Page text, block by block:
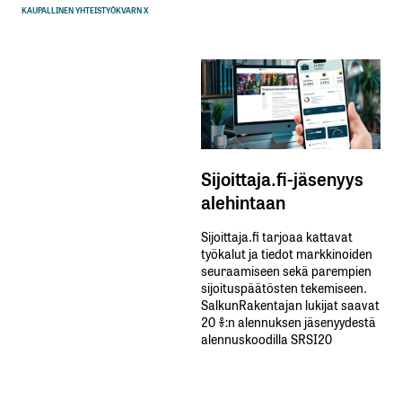
KAUPALLINEN YHTEISTYÖKVARN X
Sijoittaja.fi-jäsenyys
alehintaan
Sijoittaja.fi tarjoaa kattavat
työkalut ja tiedot markkinoiden
seuraamiseen sekä parempien
sijoituspäätösten tekemiseen.
SalkunRakentajan lukijat saavat
20 %:n alennuksen jäsenyydestä
alennuskoodilla SRSI20